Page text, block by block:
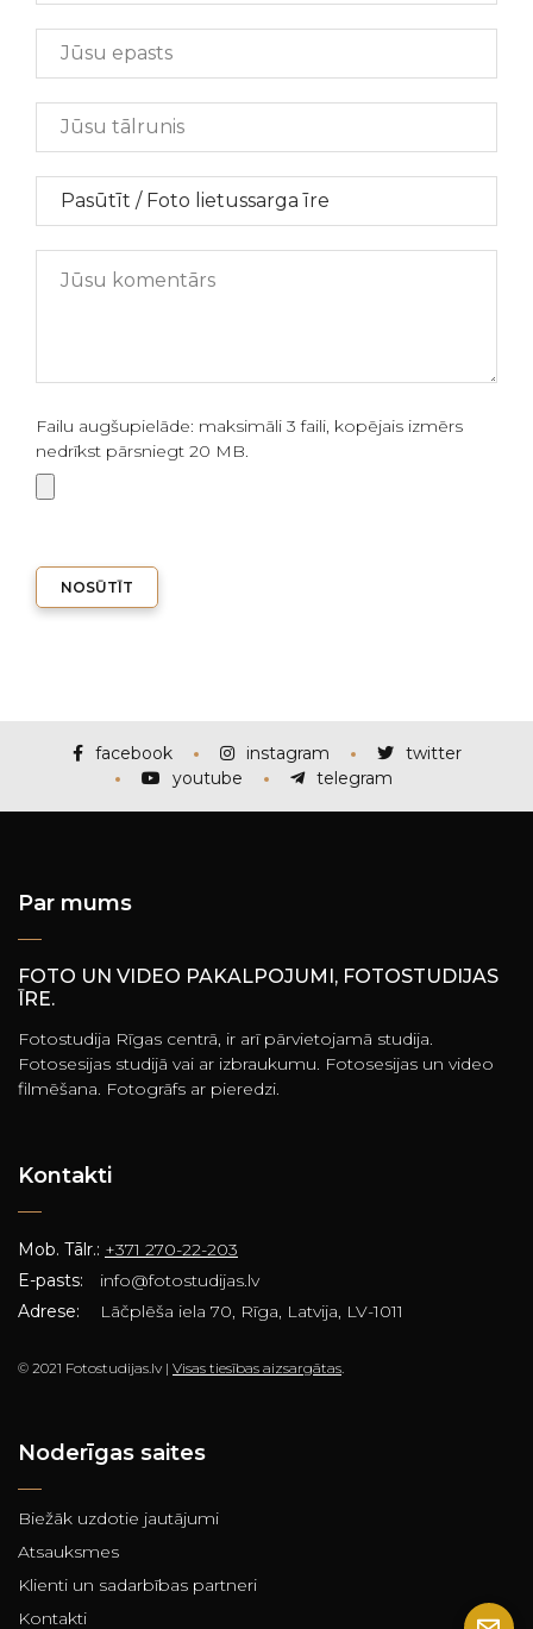
Failu augšupielāde: maksimāli 3 faili, kopējais izmērs
nedrīkst pārsniegt 20 MB.
NOSŪTĪT
facebook instagram
twitter
youtube
telegram
Par mums
FOTO UN VIDEO PAKALPOJUMI, FOTOSTUDIJAS
ĪRE.
Fotostudija Rīgas centrā, ir arī pārvietojamā studija.
Fotosesijas studijā vai ar izbraukumu. Fotosesijas un video
filmēšana. Fotogrāfs ar pieredzi.
Kontakti
Mob. Tālr.: +371 270-22-203
E-pasts:
info@fotostudijas.lv
Adrese:
Lāčplēša iela 70, Rīga, Latvija, LV-1011
© 2021 Fotostudijas.lv | Visas tiesības aizsargātas.
Noderīgas saites
Biežāk uzdotie jautājumi
Atsauksmes
Klienti un sadarbības partneri
Kontakti